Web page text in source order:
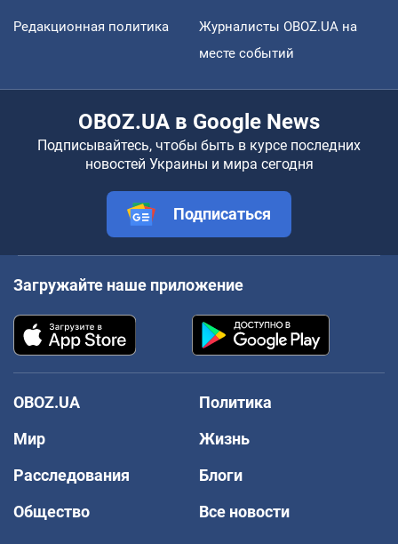
Редакционная политика
Журналисты OBOZ.UA на
месте событий
OBOZ.UA в Google News
Подписывайтесь, чтобы быть в курсе последних
новостей Украины и мира сегодня
Подписаться
Загружайте наше приложение
OBOZ.UA
Политика
Мир
Жизнь
Расследования
Блоги
Общество
Все новости